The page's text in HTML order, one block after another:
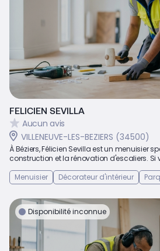
FELICIEN SEVILLA
Aucun avis
VILLENEUVE-LES-BEZIERS (34500)
À Béziers, Félicien Sevilla est un menuisier
construction et la rénovation d'escaliers. Si
Menuisier
Décorateur d'intérieur
Disponibilité inconnue